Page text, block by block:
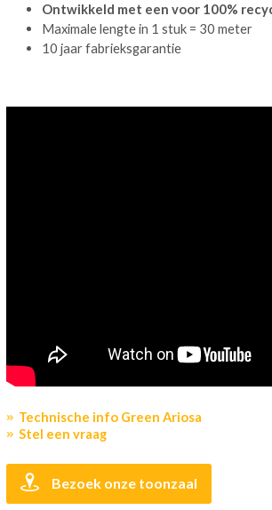
Ontwikkeld met een voor 100%
Maximale lengte in 1 stuk = 30 meter
10 jaar fabrieksgarantie
Technische info Green Ariosa
Stel een vraag
Bezoek onze toonzaal